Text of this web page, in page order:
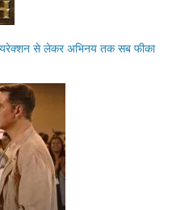
से लेकर अभिनय तक सब फीका